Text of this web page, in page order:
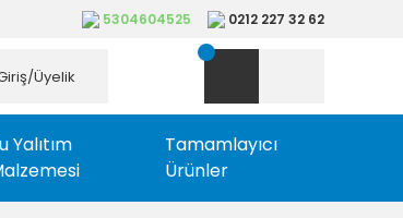
5304604525 0212 227 32 62
Üyelik
Yalıtım
Tamamlayıcı
Ürünler